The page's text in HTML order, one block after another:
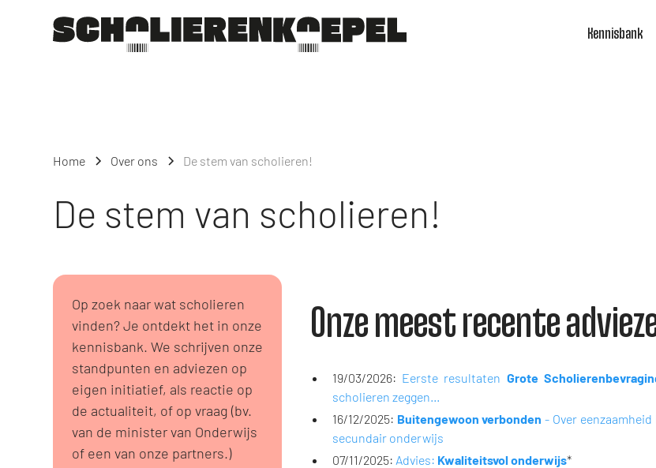
Kennisbank
Home Over ons De stem van scholieren!
De stem van scholieren!
Op zoek naar wat scholieren
vinden? Je ontdekt het in onze
kennisbank. We schrijven onze
standpunten en adviezen op
eigen initiatief, als reactie op
de actualiteit, of op vraag (bv.
van de minister van Onderwijs
of een van onze partners.)
Onze meest recente
19/03/2026: Eerste resultaten Grote
scholieren zeggen...
16/12/2025: Buitengewoon verbonden - Over
secundair onderwijs
07/11/2025: Advies: Kwaliteitsvol onderwijs*